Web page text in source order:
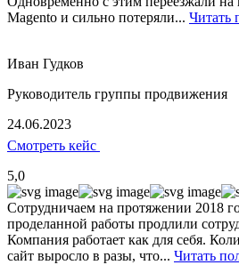
Magento и сильно потеряли... Читать
Иван Гудков
Руководитель группы продвижения
24.06.2023
Смотреть кейс
5,0
Сотрудничаем на протяжении 2018
проделанной работы продлили
Компания работает как для себя.
сайт выросло в разы, что... Читать